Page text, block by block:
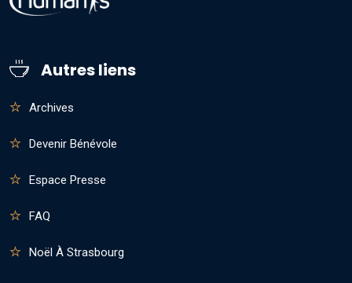
Autres liens
Archives
Devenir Bénévole
Espace Presse
FAQ
Noël À Strasbourg